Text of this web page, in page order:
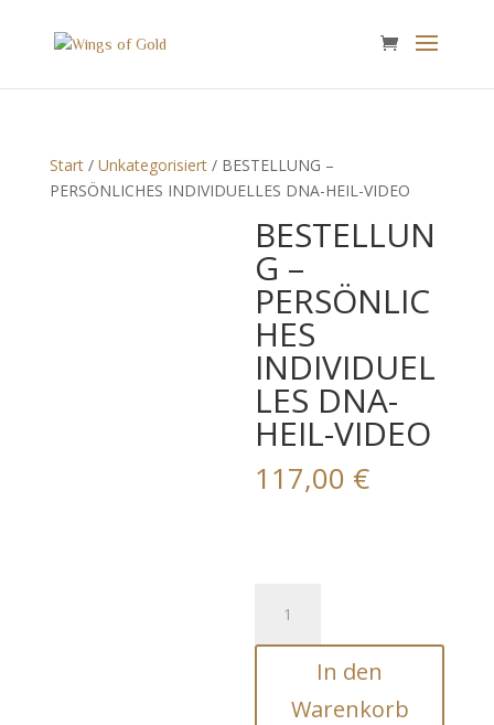
Start/ Unkategorisiert/ BESTELLUNG –
PERSÖNLICHES INDIVIDUELLES DNA-HEIL-VIDEO
BESTELLUN
G –
PERSÖNLIC
HES
INDIVIDUEL
LES DNA-
HEIL-VIDEO
117,00 €
PERSÖNLICHES
INDIVIDUELLES
DNA-
In den
Warenkorb